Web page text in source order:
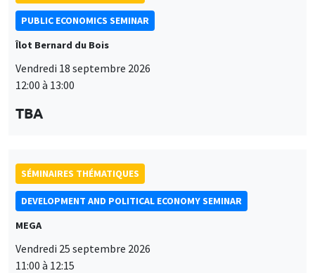
PUBLIC ECONOMICS SEMINAR
Îlot Bernard du Bois
Vendredi 18 septembre 2026
12:00 à 13:00
TBA
SÉMINAIRES THÉMATIQUES
DEVELOPMENT AND POLITICAL ECONOMY SEMINAR
MEGA
Vendredi 25 septembre 2026
11:00 à 12:15